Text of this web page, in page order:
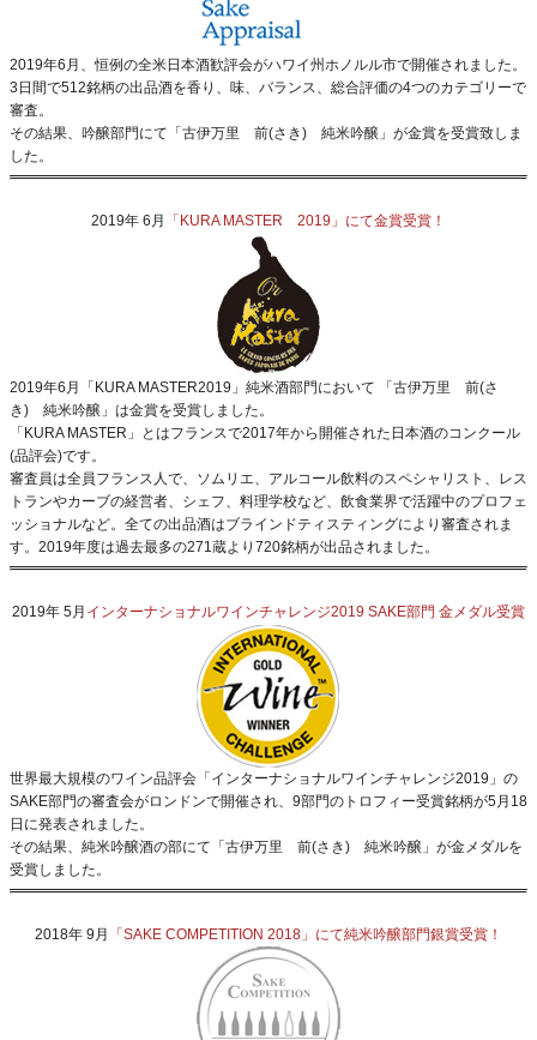
2019年6月、恒例の全米日本酒歓評会がハワイ州ホノルル市で開催されました。
3日間で512銘柄の出品酒を香り、味、バランス、総合評価の4つのカテゴリーで
審査。
その結果、吟醸部門にて「古伊万里 前(さき) 純米吟醸」が金賞を受賞致しま
した。
2019年 6月 「KURA MASTER 2019」にて金賞受賞！
2019年6月「KURA MASTER2019」純米酒部門において 「古伊万里 前(さ
き) 純米吟醸」は金賞を受賞しました。
「KURA MASTER」とはフランスで2017年から開催された日本酒のコンクール
(品評会)です。
審査員は全員フランス人で、ソムリエ、アルコール飲料のスペシャリスト、レス
トランやカーブの経営者、シェフ、料理学校など、飲食業界で活躍中のプロフェ
ッショナルなど。全ての出品酒はブラインドティスティングにより審査されま
す。2019年度は過去最多の271蔵より720銘柄が出品されました。
2019年 5月 インターナショナルワインチャレンジ2019 SAKE部門 金メダル受賞
世界最大規模のワイン品評会「インターナショナルワインチャレンジ2019」の
SAKE部門の審査会がロンドンで開催され、9部門のトロフィー受賞銘柄が5月18
日に発表されました。
その結果、純米吟醸酒の部にて「古伊万里 前(さき) 純米吟醸」が金メダルを
受賞しました。
2018年 9月 「SAKE COMPETITION 2018」にて純米吟醸部門銀賞受賞！